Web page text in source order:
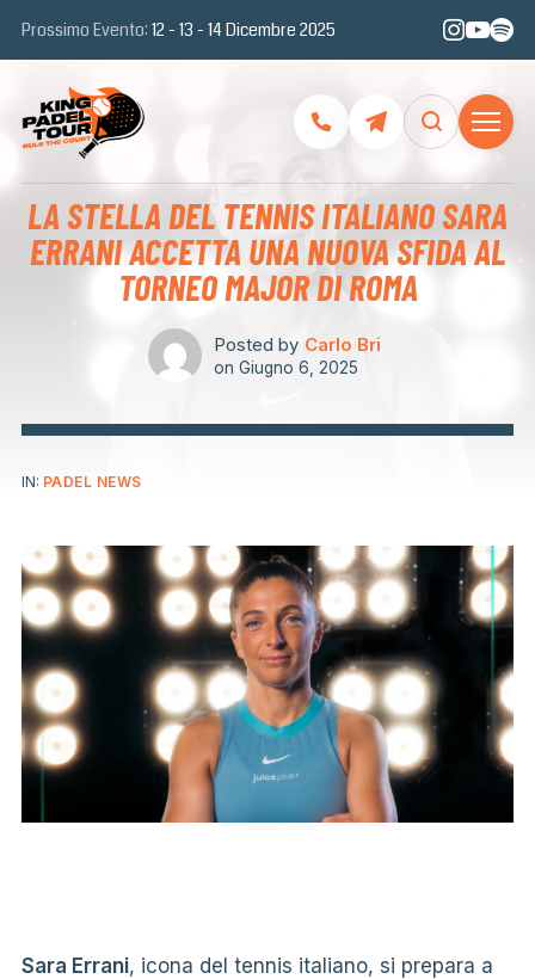
Prossimo Evento: 12 - 13 - 14 Dicembre 2025
LA STELLA DEL TENNIS ITALIANO SARA
ERRANI ACCETTA UNA NUOVA SFIDA AL
TORNEO MAJOR DI ROMA
Posted by Carlo Bri
on Giugno 6, 2025
IN: PADEL NEWS
Sara Errani, icona del tennis italiano, si prepara a